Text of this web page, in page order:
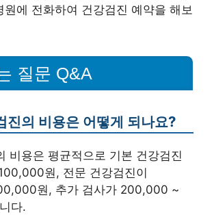
원에 전화하여 건강검진 예약을 해보
질문 Q&A
진의 비용은 어떻게 되나요?
비용은 평균적으로 기본 건강검진
원, 전문 건강검진이
원, 추가 검사가 200,000 ~
다.